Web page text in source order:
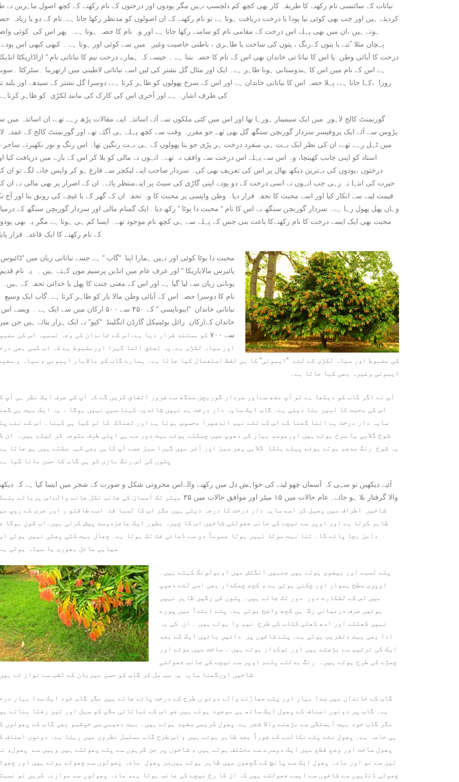
نباتات کے سائنسی نام رکھنے کا طریقہ کار بھی کچھ کم دلچسپ نہیں مگر پودوں اور درختوں کے نام رکھنے کے کچھ اصول ماہرین نے
کردیئے ہیں اور جب بھی کوئی نیا پودا یا درخت دریافت ہوتا ہے تو نام رکھنے کے ان اصولوں کو مدنظر رکھا جاتا ہے۔نام کے دو یا زیادہ
ہوتے ہیں ،ان میں بھی پہلے اس درخت کے مقامی نام کو سامنے رکھا جاتا ہے اور وہ نام کا حصہ ہوتا ہے۔ پھر اس کی کوئی
پہچان مثلا ًتنے یا پتوں کےرنگ ، پتوں کی ساخت یا ظاہری ، باطنی خاصیت وغیرہ میں سے کوئی اور ہوتا ہے ۔ کبھی کبھی اس پودے
درخت کا آبائی وطن یا اس کا نباتا تی خاندان بھی اس کے نام کا حصہ بنتا ہے ۔ جیسے کہ ہمارے درخت نیم کا نباتاتی نام ‘‘ ازاڈاریکٹا انڈیکا
ہے اس کے نام میں اس کا ہندوستانی ہونا ظاہر ہے۔ ایک اور مثال گل نشتر کی لیں اسے نباتاتی لاطینی میں ارتھرینا ۔سٹرکٹا
روزا ،کہا جاتا ہے، پہلا حصہ اس کا نباتاتی خاندان ہے اور اس کے سرخ پھولوں کو ظاہر کرتا ہے، دوسرا گل نشتر کے سیدھے اور بلند
کی طرف اشارہ ہے اور آخری اس کی کارک کی مانند لکڑی کو ظاہر
گورنمنٹ کالج لاہور میں ایک سیمینار ہورہا تھا اور اس میں کئی ملکوں سے آئے اساتذہ اپنے مقالات پڑھ رہے تھے، ان اساتذہ میں
پڑوس سے آئے ایک پروفیسر سردار گوربچن سنگھ گل بھی تھے جو مقررہ وقت سے کچھ پہلے ہی آگئے تھے اور گورنمنٹ کالج کے عمدہ
میں ٹہل رہے تھے، ان کی نظر ایک بہت ہی منفرد درخت ہر پڑی جو بنا پھولوں کے ہی بہت رنگین تھا۔ اس رنگ و نور بکھیرتے ساحر
استاد کو اپنی جانب کھینچا، وہ اس سے پہلے اس درخت سے واقف نہ تھے۔ انہوں نے مالی کو بلا کر اس کے بارے میں دریافت کیا
درختوں ،پودوں کی بہترین دیکھ بھال پر اس کی تعریف بھی کی۔ سردار صاحب اپنے لیکچر سے فارغ ہو کر واپس جانے لگے تو ان
حیرت کی انتہا نہ رہی جب انہوں نے اسی درخت کے دو پودے اپنی گاڑی کی سیٹ پر اپنےمنتظر پائے۔ ان کے اصرار پر بھی مالی نے ان
قیمت لینے سے انکار کیا اور اسے محبت کا تحفہ قرار دیا۔ وطن واپسی پر محبت کا وہ تحفہ ان کے گھر کے با غیچے کی رونق بنا اور آج
وہاں پھل پھول رہا ہے۔ سردار گوربچن سنگھ نے اس کا نام ‘‘ محبت دا بوٹا ’’ رکھ دیا ۔ایک گمنام مالی اور سردار گوربچن سنگھ کے
محبت بھی ایک ایسے درخت کا نام رکھنےکا باعث بنی جس کے پہلے سے ہی کچھ نام موجود تھے۔ ایسا کم ہی ہوتا ہے مگر یہ بھی
کے نام رکھنے کا ایک قاعدہ قرار
محبت دا بوٹا کوئی اور نہیں ہمارا اپنا ‘‘گاب ’’ ہے جسے نباتاتی زبان میں ‘‘ڈائیوس
پائیرس مالاباریکا ’’ اور عرف عام میں انڈین پرسیم مون کہتے ہیں ۔ یہ نام قدیم
یونانی زبان سے لیا گیا ہے اور اس کے معنی جنت کا پھل یا خدائی تحفہ کے ہیں۔
نام کا دوسرا حصہ اس کے آبائی وطن مالا بار کو ظاہر کرتا ہے۔گاب ایک وسیع
نباتاتی خاندان ‘‘ایبونایسی ’’ کے ۴۵۰ سے ۵۰۰ ارکان میں سے ایک ہے ۔ ویسے اس
خاندان کےارکان رائل بوٹینیکل گارڈن انگلینڈ ‘‘کیو’’ نے ایک ہزار بتائے ہیں جن
سے ۷۰۰ کو مستند قرار دیا ہے۔اس کے خاندان کی وجہ تسمیہ اس کی
اور سیاہ لکڑی ہے۔یہ تعلق اتنا گہرا اورمضبوط ہے کہ اب کسی بھی
کی مضبوط اور سیاہ لکڑی کے لئے ‘‘ایبونی’’ کا ہی لفظ استعمال کیا جاتا ہے۔ ہمارے گاب کو مالابار ایبونی ، سیاہ و
ایبونی وغیرہ بھی کہا جاتا ہے۔
آپ نے اگر گاب کو دیکھا ہے تو آپ مجھ سےاور سردار گوربچن سنگھ سے ضرور اتفاق کریں گے کہ آپ کی صرف ایک نظر ہی آپ
اس کی محبت کا اسیر بنا دیتی ہے۔ گاب ایک سایہ دار درخت ہے نہیں شائدیہ کہنا سہی نہیں ہوگا ۔ یہ ایک بہت ہی
سایہ دار درخت ہے اتنا گھنا کے اس کے تلے نیم اندھیرا محسوس ہوتا ہے اور ٹھنڈک کا تو کیا ہی کہنا۔ اس کے نئے
شوخ گلابی یا سرخ ہوتے ہیں اورموسم بہار کی دھوپ میں چمکتے ہوئے بہت دور سے ہی اپنی طرف متوجہ کر لیتے ہیں۔ ان
یہ شوخ رنگ مدھم ہوتے ہوئے پہلے ہلکا گلابی پھر سبز اور آخر میں گہرا سبز جسے آپ کاہی بھی کہہ سکتے ہیں ہو جاتا
پتوں کی اس رنگ بازی کو ہی گاب کا حسن مانا گیا
آئیے دیکھیں تو سہی کہ آسماں چھو لینے کی خواہش دل میں رکھنے والےاس مخروتی شکل و صورت کے شجر میں ایسا کیا ہے کہ
والا گرفتار بلا ہو جائے۔ عام حالات میں ۱۵ میٹر اور موافق حالات میں ۳۵ میٹر تک آسمان کی جانب نکل جانے والےاس ہریالے
شاخیں اطراف میں پھیل کر اسے سایہ دار درخت کا درجہ دیتی ہیں مگر اس کا لمبا قد اسے طاقتو ر اور جری کے روپ
ظاہر کرتا ہے اور اوپر سے نیچے کی جانب جھولتی شاخیں اس کا چہرہ بطور ایک عاجزدوست پیش کرتی ہیں۔اب کون ہوگا
دامن بچا پائے گا۔ تنا بہت موٹا نہیں ہوتا عموماً دو سے ڈھائی فٹ تک ہوتا ہے۔ چھال بہت کٹی پھٹی نہیں ہوتی
سیاہی مائل بھوری یا سیاہ ہوتی
پتے لمبے اور بیضوی ہوتے ہیں جنہیں انگلش میں اوبولونگ کہتے ہیں۔
اوپری سطح ہموار اور چکنی ہوتی ہے ، کچھ چمکدار بھی اسی لئے دھوپ
میں اس کے لشکارے دور دور تک جاتے ہیں۔ پتوں کی رگیں ظاہر نہیں
ہوتیں صرف درمیانی رگ ہی کچھ واضح ہوتی ہے۔ پتے ابتدأ میں پورے
نہیں کھلتے اور ادھ کھلی کتاب کی طرح نیم وا ہوتے ہیں ۔ ان کی یہ
ادا بھی بہت دلفریب ہوتی ہے۔ پتے شاخوں پر دائیں بائیں ایک کے بعد
ایک کی ترتیب سے بڑھتے ہیں اور نوکدار ہوتے ہیں ۔ ساخت میں موٹے اور
چمڑے کی طرح ہوتے ہیں۔ رنگ بدلتے پتے، اوپر سے نیچے کی جانب جھولتی
شاخیں اورگھنا سایہ یہ سب مل کر گاب کو حسن مہربان کے لقب سے نواز تے
گاب کے خاندان میں سدا بہار اور پتے جھاڑنے والے دونو ں طرح کے درخت پائے جاتے ہیں مگر گاب خود ایک سدا بہار
ہے۔ گاب پر دونوں اصناف کے پھول ایک ساتھ ہی موجود ہوتے ہیں جو اس کے نباتاتی ملاپ کو سہل اور تیز رفتا بناتے
مگر گاب خود بہت آہستگی سے بڑھنے والا شجر ہے۔پھول کریمی سفید ہوتے ہیں۔ بہت دھیمی سی خوشبو بھی گاب کے پھولوں
ہی خاصہ ہے۔ پھول نئے پتے نکالنے کے فوراً بعد ظاہر ہوتے ہیں ، اس طرح گاب مسلسل نظروں میں رہتا ہے۔ دونوں اصناف
پھول ساخت اور وضع قطع میں ایک دوسرے سے مختلف ہوتے ہیں ، شاخوں پر جن گرہوں سے پتے پھوٹتے ہیں وہیں سے پھول، نر
تین سے نو اور مادہ پھول ایک سے پانچ کے گچھوں میں ظاہر ہوتے ہیںنر پھول مادہ پھولوں سے چھوٹے ہوتے ہیں اور
چھوٹی ڈنڈیوں سے شاخوں سے ایسے جھولتے ہیں کہ ان کا رخ نیچے کی جانب ہوتا ہے، مادہ پھولوں سے موازنہ کریں تو